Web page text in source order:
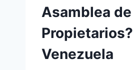
Asamblea de
Propietarios?
Venezuela